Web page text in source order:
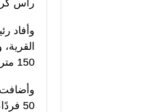
راس
وأفاد
150 مترا مربعا.
50 فردًا، ما يهدد بفقدانهم مصدر دخلهم الوحيد.